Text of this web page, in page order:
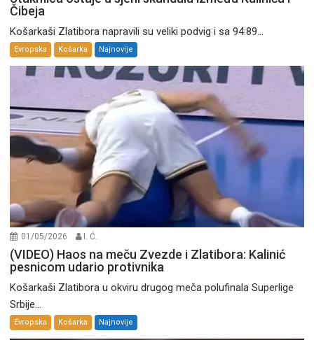
Čibeja
Košarkaši Zlatibora napravili su veliki podvig i sa 94:89...
Evropska Košarka Najnovije
01/05/2026 I. Ć.
(VIDEO) Haos na meču Zvezde i Zlatibora: Kalinić
pesnicom udario protivnika
Košarkaši Zlatibora u okviru drugog meča polufinala Superlige
Srbije...
Evropska Košarka Najnovije